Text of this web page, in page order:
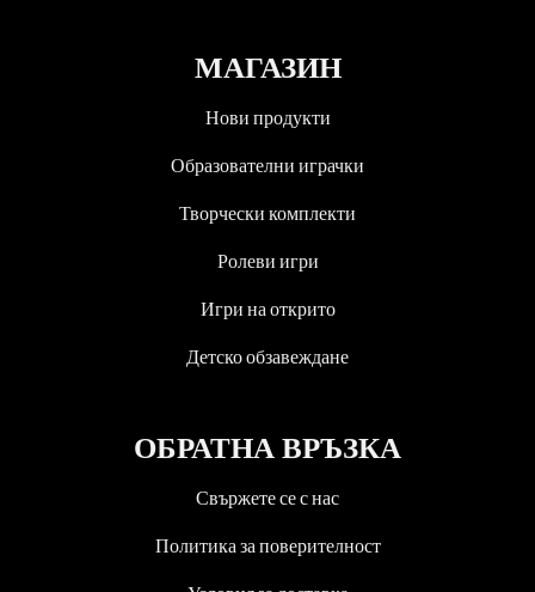
МАГАЗИН
Нови продукти
Образователни играчки
Творчески комплекти
Ролеви игри
Игри на открито
Детско обзавеждане
ОБРАТНА ВРЪЗКА
Свържете се с нас
Политика за поверителност